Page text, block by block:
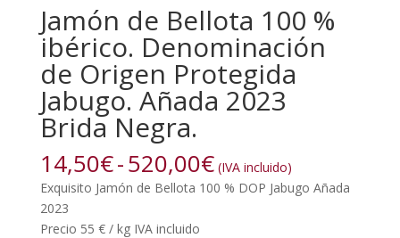
Jamón de Bellota 100 %
ibérico. Denominación
de Origen Protegida
Jabugo. Añada 2023
Brida Negra.
14,50€-520,00€Rango
de
precios:
(IVA incluido)
Exquisito Jamón de Bellota 100 % DOP Jabugo Añada
2023
Precio 55 € / kg IVA incluido